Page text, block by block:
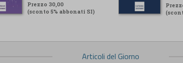
Prezzo 30,00
(sconto 5% abbonati SI)
Articoli del Giorno